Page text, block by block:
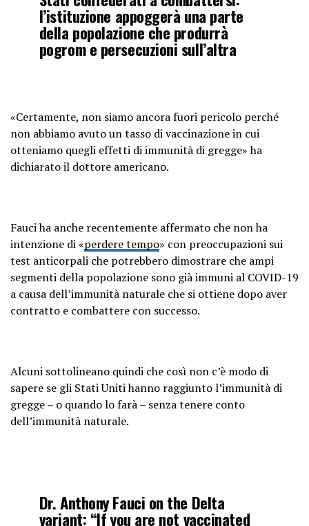
l’istituzione appoggerà una parte
della popolazione che produrrà
pogrom e persecuzioni sull’altra
«Certamente, non siamo ancora fuori pericolo perché
non abbiamo avuto un tasso di vaccinazione in cui
otteniamo quegli effetti di immunità di gregge» ha
dichiarato il dottore americano.
Fauci ha anche recentemente affermato che non ha
intenzione di «perdere tempo» con preoccupazioni sui
test anticorpali che potrebbero dimostrare che ampi
segmenti della popolazione sono già immuni al COVID-19
a causa dell’immunità naturale che si ottiene dopo aver
contratto e combattere con successo.
Alcuni sottolineano quindi che così non c’è modo di
sapere se gli Stati Uniti hanno raggiunto l’immunità di
gregge – o quando lo farà – senza tenere conto
dell’immunità naturale.
Dr. Anthony Fauci on the Delta
variant: “If you are not vaccinated